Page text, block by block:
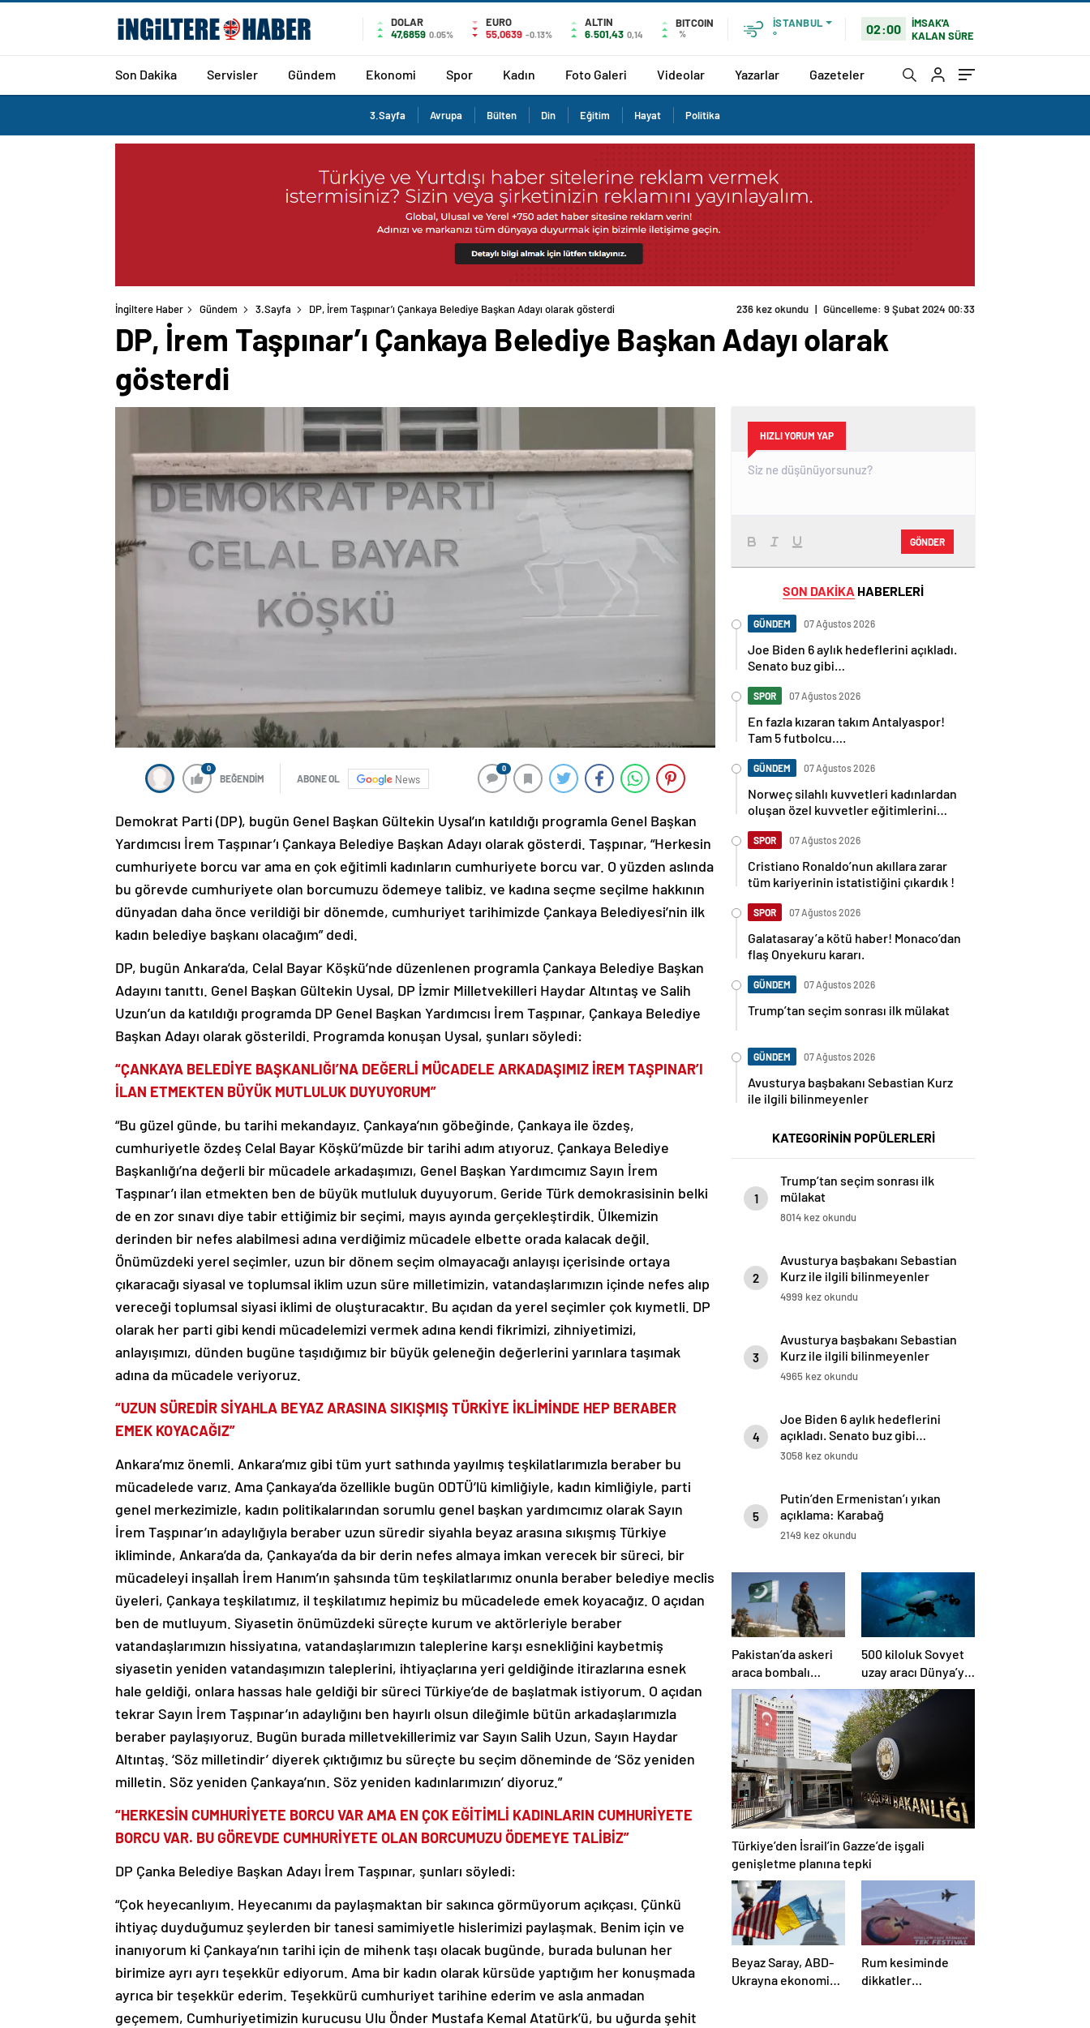
DOLAR
47,6859 0.05%
EURO
55,0639 -0.13%
ALTIN
6.501,43 0,14
BITCOIN
%
İSTANBUL
°
02:00
İMSAK'A
KALAN SÜRE
Son Dakika Servisler Gündem Ekonomi Spor Kadın Foto Galeri Videolar Yazarlar Gazeteler
3.Sayfa Avrupa Bülten Din Eğitim Hayat Politika
İngiltere Haber Gündem 3.Sayfa DP, İrem Taşpınar’ı Çankaya Belediye Başkan Adayı olarak gösterdi 236 kez okundu | Güncelleme: 9 Şubat 2024 00:33
DP, İrem Taşpınar’ı Çankaya Belediye Başkan Adayı olarak
gösterdi
0
BEĞENDİM ABONE OL News
0
Demokrat Parti (DP), bugün Genel Başkan Gültekin Uysal’ın katıldığı programla Genel Başkan
Yardımcısı İrem Taşpınar’ı Çankaya Belediye Başkan Adayı olarak gösterdi. Taşpınar, “Herkesin
cumhuriyete borcu var ama en çok eğitimli kadınların cumhuriyete borcu var. O yüzden aslında
bu görevde cumhuriyete olan borcumuzu ödemeye talibiz. ve kadına seçme seçilme hakkının
dünyadan daha önce verildiği bir dönemde, cumhuriyet tarihimizde Çankaya Belediyesi’nin ilk
kadın belediye başkanı olacağım” dedi.
DP, bugün Ankara’da, Celal Bayar Köşkü’nde düzenlenen programla Çankaya Belediye Başkan
Adayını tanıttı. Genel Başkan Gültekin Uysal, DP İzmir Milletvekilleri Haydar Altıntaş ve Salih
Uzun’un da katıldığı programda DP Genel Başkan Yardımcısı İrem Taşpınar, Çankaya Belediye
Başkan Adayı olarak gösterildi. Programda konuşan Uysal, şunları söyledi:
“ÇANKAYA BELEDİYE BAŞKANLIĞI’NA DEĞERLİ MÜCADELE ARKADAŞIMIZ İREM TAŞPINAR’I
İLAN ETMEKTEN BÜYÜK MUTLULUK DUYUYORUM”
“Bu güzel günde, bu tarihi mekandayız. Çankaya’nın göbeğinde, Çankaya ile özdeş,
cumhuriyetle özdeş Celal Bayar Köşkü’müzde bir tarihi adım atıyoruz. Çankaya Belediye
Başkanlığı’na değerli bir mücadele arkadaşımızı, Genel Başkan Yardımcımız Sayın İrem
Taşpınar’ı ilan etmekten ben de büyük mutluluk duyuyorum. Geride Türk demokrasisinin belki
de en zor sınavı diye tabir ettiğimiz bir seçimi, mayıs ayında gerçekleştirdik. Ülkemizin
derinden bir nefes alabilmesi adına verdiğimiz mücadele elbette orada kalacak değil.
Önümüzdeki yerel seçimler, uzun bir dönem seçim olmayacağı anlayışı içerisinde ortaya
çıkaracağı siyasal ve toplumsal iklim uzun süre milletimizin, vatandaşlarımızın içinde nefes alıp
vereceği toplumsal siyasi iklimi de oluşturacaktır. Bu açıdan da yerel seçimler çok kıymetli. DP
olarak her parti gibi kendi mücadelemizi vermek adına kendi fikrimizi, zihniyetimizi,
anlayışımızı, dünden bugüne taşıdığımız bir büyük geleneğin değerlerini yarınlara taşımak
adına da mücadele veriyoruz.
“UZUN SÜREDİR SİYAHLA BEYAZ ARASINA SIKIŞMIŞ TÜRKİYE İKLİMİNDE HEP BERABER
EMEK KOYACAĞIZ”
Ankara’mız önemli. Ankara’mız gibi tüm yurt sathında yayılmış teşkilatlarımızla beraber bu
mücadelede varız. Ama Çankaya’da özellikle bugün ODTÜ’lü kimliğiyle, kadın kimliğiyle, parti
genel merkezimizle, kadın politikalarından sorumlu genel başkan yardımcımız olarak Sayın
İrem Taşpınar’ın adaylığıyla beraber uzun süredir siyahla beyaz arasına sıkışmış Türkiye
ikliminde, Ankara’da da, Çankaya’da da bir derin nefes almaya imkan verecek bir süreci, bir
mücadeleyi inşallah İrem Hanım’ın şahsında tüm teşkilatlarımız onunla beraber belediye meclis
üyeleri, Çankaya teşkilatımız, il teşkilatımız hepimiz bu mücadelede emek koyacağız. O açıdan
ben de mutluyum. Siyasetin önümüzdeki süreçte kurum ve aktörleriyle beraber
vatandaşlarımızın hissiyatına, vatandaşlarımızın taleplerine karşı esnekliğini kaybetmiş
siyasetin yeniden vatandaşımızın taleplerini, ihtiyaçlarına yeri geldiğinde itirazlarına esnek
hale geldiği, onlara hassas hale geldiği bir süreci Türkiye’de de başlatmak istiyorum. O açıdan
tekrar Sayın İrem Taşpınar’ın adaylığını ben hayırlı olsun dileğimle bütün arkadaşlarımızla
beraber paylaşıyoruz. Bugün burada milletvekillerimiz var Sayın Salih Uzun, Sayın Haydar
Altıntaş. ‘Söz milletindir’ diyerek çıktığımız bu süreçte bu seçim döneminde de ‘Söz yeniden
milletin. Söz yeniden Çankaya’nın. Söz yeniden kadınlarımızın’ diyoruz.”
“HERKESİN CUMHURİYETE BORCU VAR AMA EN ÇOK EĞİTİMLİ KADINLARIN CUMHURİYETE
BORCU VAR. BU GÖREVDE CUMHURİYETE OLAN BORCUMUZU ÖDEMEYE TALİBİZ”
DP Çanka Belediye Başkan Adayı İrem Taşpınar, şunları söyledi:
“Çok heyecanlıyım. Heyecanımı da paylaşmaktan bir sakınca görmüyorum açıkçası. Çünkü
ihtiyaç duyduğumuz şeylerden bir tanesi samimiyetle hislerimizi paylaşmak. Benim için ve
inanıyorum ki Çankaya’nın tarihi için de mihenk taşı olacak bugünde, burada bulunan her
birimize ayrı ayrı teşekkür ediyorum. Ama bir kadın olarak kürsüde yaptığım her konuşmada
ayrıca bir teşekkür ederim. Teşekkürü cumhuriyet tarihine ederim ve asla anmadan
geçemem, Cumhuriyetimizin kurucusu Ulu Önder Mustafa Kemal Atatürk’ü, bu uğurda şehit
HIZLI YORUM YAP
GÖNDER
SON DAKİKA HABERLERİ
GÜNDEM 07 Ağustos 2026
Joe Biden 6 aylık hedeflerini açıkladı.
Senato buz gibi…
SPOR 07 Ağustos 2026
En fazla kızaran takım Antalyaspor!
Tam 5 futbolcu….
GÜNDEM 07 Ağustos 2026
Norweç silahlı kuvvetleri kadınlardan
oluşan özel kuvvetler eğitimlerini
SPOR 07 Ağustos 2026
Cristiano Ronaldo’nun akıllara zarar
tüm kariyerinin istatistiğini çıkardık !
SPOR 07 Ağustos 2026
Galatasaray’a kötü haber! Monaco’dan
flaş Onyekuru kararı.
GÜNDEM 07 Ağustos 2026
Trump’tan seçim sonrası ilk mülakat
GÜNDEM 07 Ağustos 2026
Avusturya başbakanı Sebastian Kurz
ile ilgili bilinmeyenler
KATEGORİNİN POPÜLERLERİ
1
Trump’tan seçim sonrası ilk
mülakat
8014 kez okundu
2
Avusturya başbakanı Sebastian
Kurz ile ilgili bilinmeyenler
4999 kez okundu
3
Avusturya başbakanı Sebastian
Kurz ile ilgili bilinmeyenler
4965 kez okundu
4
Joe Biden 6 aylık hedeflerini
açıkladı. Senato buz gibi…
3058 kez okundu
5
Putin’den Ermenistan’ı yıkan
açıklama: Karabağ
Azerbaycan’ın ayrılmaz bir
2149 kez okundu
Pakistan’da askeri
araca bombalı
saldırı düzenlendi
500 kiloluk Sovyet
uzay aracı Dünya’ya
düşüyor: Türkiye de
risk altında
Türkiye’den İsrail’in Gazze’de işgali
genişletme planına tepki
Beyaz Saray, ABD-
Ukrayna ekonomik
Rum kesiminde
dikkatler